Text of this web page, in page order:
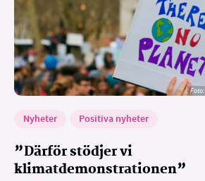
Foto:
Nyheter Positiva nyheter
”Därför stödjer vi
klimatdemonstrationen”